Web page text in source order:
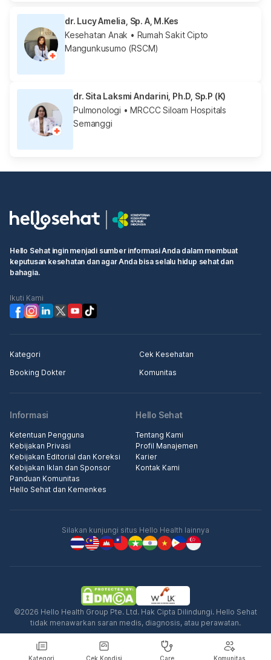
dr. Lucy Amelia, Sp. A, M.Kes
Kesehatan Anak • Rumah Sakit Cipto
Mangunkusumo (RSCM)
dr. Sita Laksmi Andarini, Ph.D, Sp.P (K)
Pulmonologi • MRCCC Siloam Hospitals
Semanggi
Kategori Cek Kondisi Care Komunitas
Hello Sehat ingin menjadi sumber informasi Anda dalam membuat
keputusan kesehatan dan agar Anda bisa selalu hidup sehat dan
bahagia.
Ikuti Kami
Kategori
Cek Kesehatan
Booking Dokter
Komunitas
Informasi
Ketentuan Pengguna
Kebijakan Privasi
Kebijakan Editorial dan Koreksi
Kebijakan Iklan dan Sponsor
Panduan Komunitas
Hello Sehat dan Kemenkes
Hello Sehat
Tentang Kami
Profil Manajemen
Karier
Kontak Kami
Silakan kunjungi situs Hello Health lainnya
©2026 Hello Health Group Pte. Ltd. Hak Cipta Dilindungi. Hello Sehat
tidak menawarkan saran medis, diagnosis, atau perawatan.